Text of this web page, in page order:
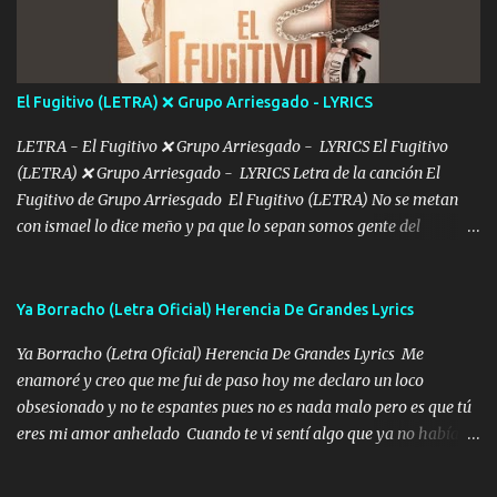
más Si te sientes sola no me llames porfa Me pongo sencible e
imagino tu sombra Clase azul es el tequila e interior la ropa Clip
cap la champagne el polvo es color rosa Me contacto un ángel eres
tú mi hermosa La que me alegra los días y sigo tomando Y
pensar... Que tú ya no vas a estar Pasarán... Solito me dejaras
Intentar... ...
El Fugitivo (LETRA) ❌ Grupo Arriesgado - LYRICS
LETRA - El Fugitivo ❌ Grupo Arriesgado - LYRICS El Fugitivo
(LETRA) ❌ Grupo Arriesgado - LYRICS Letra de la canción El
Fugitivo de Grupo Arriesgado El Fugitivo (LETRA) No se metan
con ismael lo dice meño y pa que lo sepan somos gente del
grande traemos la bandera 04 se oye por los radios y bien
ofrece también peleam'os bien atentó el compa huicho la corta al
cinto y radios colgados cuando salimos del rancho carros
blindándos y bien equipados no somos gente de problemas pero
defendemos muy bien nuestra tierra buena sombra nos cobija y el
Ya Borracho (Letra Oficial) Herencia De Grandes Lyrics
Ya Borracho (Letra Oficial) Herencia De Grandes Lyrics Me
enamoré y creo que me fui de paso hoy me declaro un loco
obsesionado y no te espantes pues no es nada malo pero es que tú
eres mi amor anhelado Cuando te vi sentí algo que ya no había